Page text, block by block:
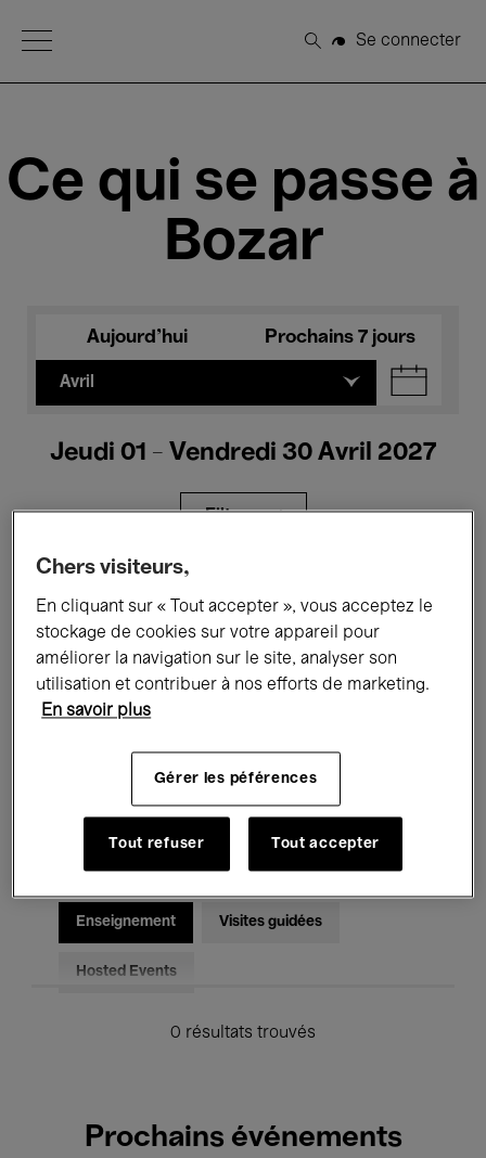
Open Menu
Rechercher
Se connecter
Ce qui se passe à
Bozar
Aujourd'hui Prochains 7 jours
Avril
Jeudi 01 - Vendredi 30 Avril 2027
Filtres
Expositions Films Performances
Rencontres & Débats Jazz
Musique électronique
Pour tous Kids’ Palace
Enseignement Visites guidées
Hosted Events
0 résultats trouvés
Prochains événements
Chers visiteurs,
En cliquant sur « Tout accepter », vous acceptez le
stockage de cookies sur votre appareil pour
améliorer la navigation sur le site, analyser son
utilisation et contribuer à nos efforts de marketing.
En savoir plus
Gérer les péférences
Tout refuser Tout accepter